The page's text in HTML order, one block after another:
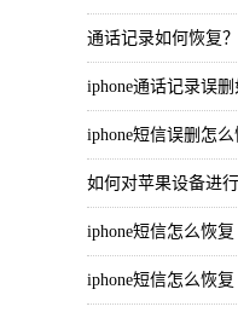
通话记录如何恢复？
iphone通话记录误删
iphone短信误删怎么
如何对苹果设备进行
iphone短信怎么恢复
iphone短信怎么恢复